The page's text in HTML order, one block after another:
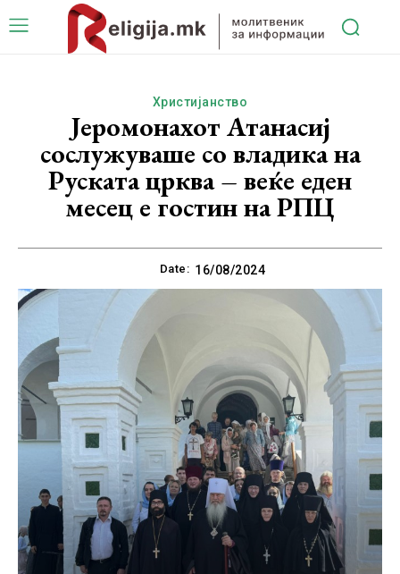
Христијанство
Јеромонахот Атанасиј
сослужуваше со владика на
Руската црква – веќе еден
месец е гостин на РПЦ
Date: 16/08/2024